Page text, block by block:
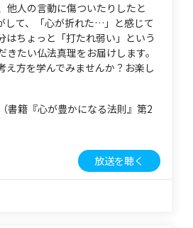
他人の言動に傷ついたりしたと
して、「心が折れた…」と感じて
はちょっと「打たれ弱い」という
たい仏法真理をお届けします。
え方を学んでみませんか？お楽し
書籍『心が豊かになる法則』第2
放送を聴く